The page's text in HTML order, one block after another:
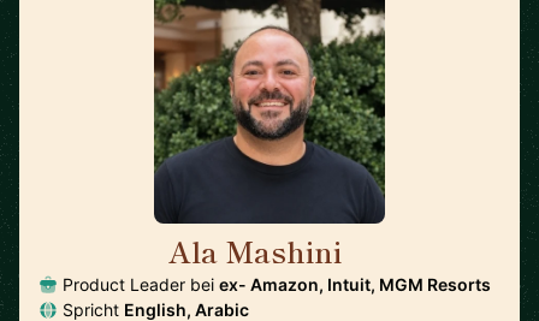
Ala Mashini
Product Leader bei ex- Amazon, Intuit, MGM Resorts
Spricht English, Arabic